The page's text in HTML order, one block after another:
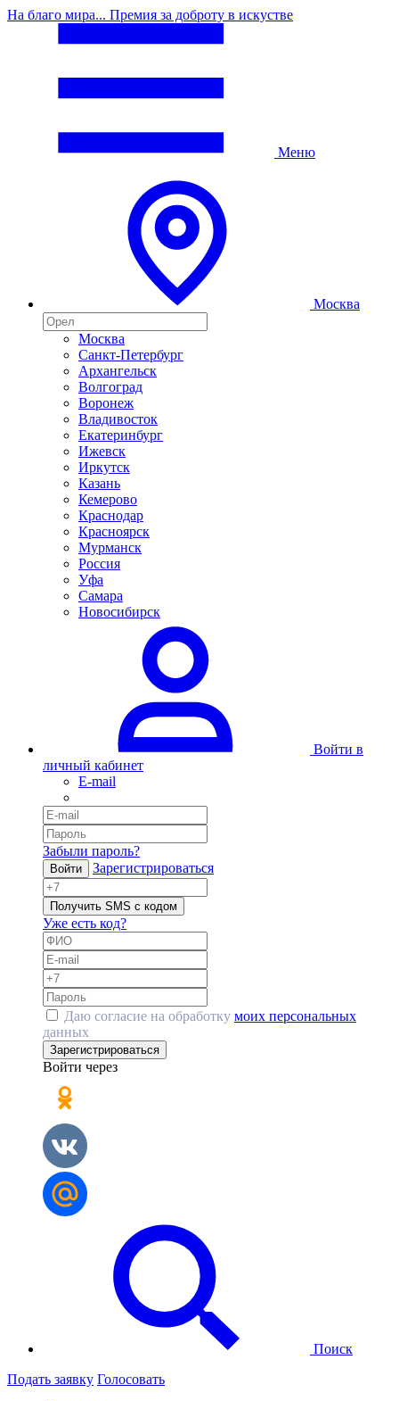
На благо мира... Премия за доброту в искустве
Меню
Москва
Москва
Санкт-Петербург
Архангельск
Волгоград
Воронеж
Владивосток
Екатеринбург
Ижевск
Иркутск
Казань
Кемерово
Краснодар
Красноярск
Мурманск
Россия
Уфа
Самара
Новосибирск
Войти в
личный кабинет
E-mail
Забыли пароль?
Войти Зарегистрироваться
Получить SMS с кодом
Уже есть код?
Даю согласие на обработку моих персональных
данных
Зарегистрироваться
Войти через
Поиск
Подать заявку Голосовать